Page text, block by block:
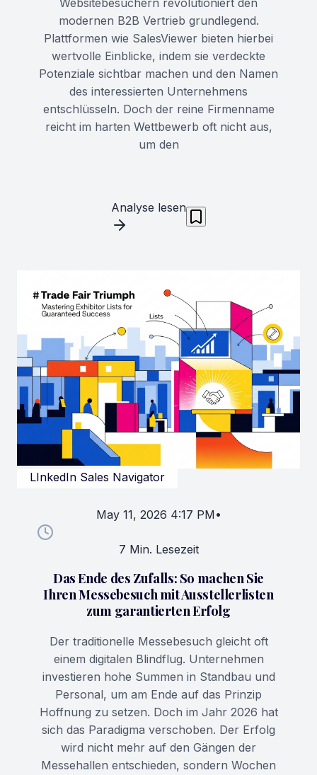
Websitebesuchern revolutioniert den
modernen B2B Vertrieb grundlegend.
Plattformen wie SalesViewer bieten hierbei
wertvolle Einblicke, indem sie verdeckte
Potenziale sichtbar machen und den Namen
des interessierten Unternehmens
entschlüsseln. Doch der reine Firmenname
reicht im harten Wettbewerb oft nicht aus,
um den
Analyse lesen
LInkedIn Sales Navigator
May 11, 2026 4:17 PM•
7 Min. Lesezeit
Das Ende des Zufalls: So machen Sie
Ihren Messebesuch mit Ausstellerlisten
zum garantierten Erfolg
Der traditionelle Messebesuch gleicht oft
einem digitalen Blindflug. Unternehmen
investieren hohe Summen in Standbau und
Personal, um am Ende auf das Prinzip
Hoffnung zu setzen. Doch im Jahr 2026 hat
sich das Paradigma verschoben. Der Erfolg
wird nicht mehr auf den Gängen der
Messehallen entschieden, sondern Wochen